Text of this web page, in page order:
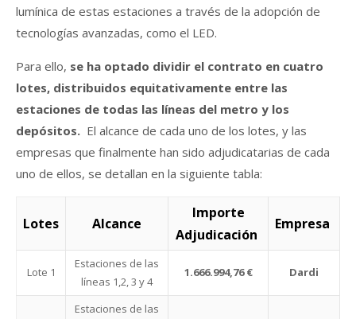
lumínica de estas estaciones a través de la adopción de
tecnologías avanzadas, como el LED.
Para ello, se ha optado dividir el contrato en cuatro
lotes, distribuidos equitativamente entre las
estaciones de todas las líneas del metro y los
depósitos. El alcance de cada uno de los lotes, y las
empresas que finalmente han sido adjudicatarias de cada
uno de ellos, se detallan en la siguiente tabla:
Lotes Alcance
Importe
Adjudicación
Empresa
Lote 1
Estaciones de las
líneas 1,2, 3 y 4
1.666.994,76 € Dardi
Estaciones de las